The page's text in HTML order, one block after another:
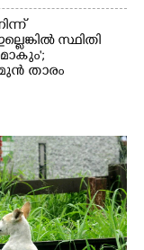
സ്ഥിതി
മുൻ താരം